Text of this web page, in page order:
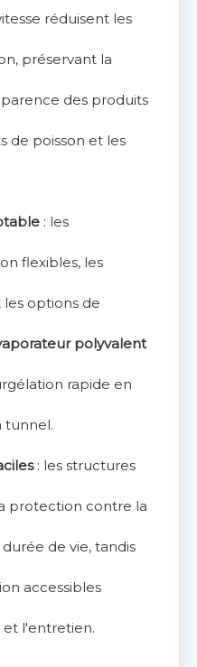
réduisent les
préservant la
des produits
de poisson et les
: les
flexibles, les
les options de
polyvalent
rapide en
tunnel.
: les structures
protection contre la
de vie, tandis
accessibles
l'entretien.